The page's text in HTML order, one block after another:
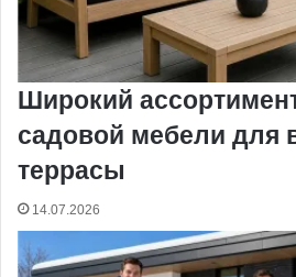
Широкий
садовой мебели для
террасы
14.07.2026